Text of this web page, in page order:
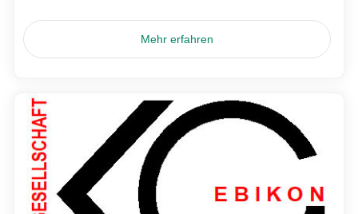
Mehr erfahren